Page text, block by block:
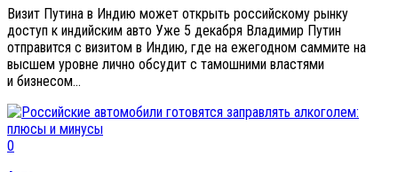
Визит Путина в Индию может открыть российскому рынку
доступ к индийским авто Уже 5 декабря Владимир Путин
отправится с визитом в Индию, где на ежегодном саммите на
высшем уровне лично обсудит с тамошними властями
и бизнесом...
0